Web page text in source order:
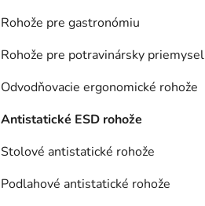
Rohože pre gastronómiu
Rohože pre potravinársky priemysel
Odvodňovacie ergonomické rohože
Antistatické ESD rohože
Stolové antistatické rohože
Podlahové antistatické rohože